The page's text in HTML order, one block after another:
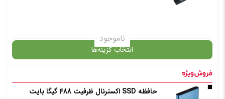
✧ چت با پشتیبان واتس آپ
ناموجود
انتخاب گزینه‌ها
گارانتی حافظه SSD اکسترنال ظرفیت 488 گیگا بایت